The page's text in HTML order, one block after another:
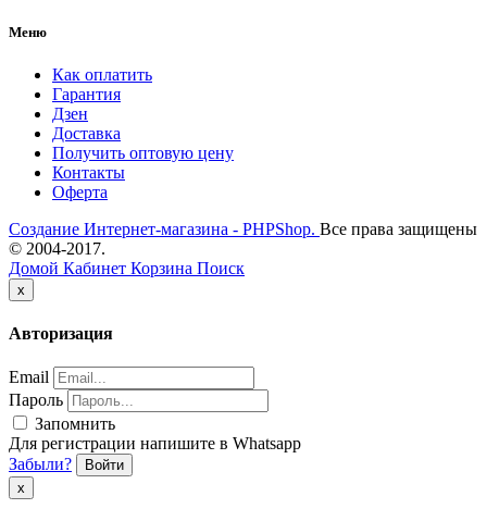
Меню
Как оплатить
Гарантия
Дзен
Доставка
Получить оптовую цену
Контакты
Оферта
Создание Интернет-магазина - PHPShop. Все права защищены
© 2004-2017.
Домой Кабинет Корзина Поиск
x
Авторизация
Email
Пароль
Запомнить
Для регистрации напишите в Whatsapp
Забыли?
Войти
x